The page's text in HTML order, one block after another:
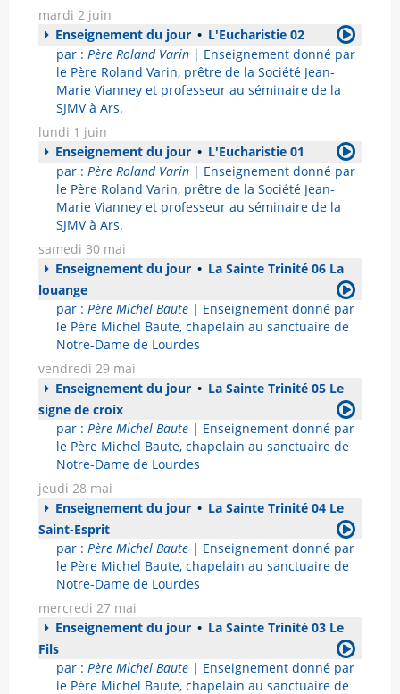
mardi 2 juin
Enseignement du jour • L'Eucharistie 02
par : Père Roland Varin | Enseignement donné par
le Père Roland Varin, prêtre de la Société Jean-
Marie Vianney et professeur au séminaire de la
SJMV à Ars.
lundi 1 juin
Enseignement du jour • L'Eucharistie 01
par : Père Roland Varin | Enseignement donné par
le Père Roland Varin, prêtre de la Société Jean-
Marie Vianney et professeur au séminaire de la
SJMV à Ars.
samedi 30 mai
Enseignement du jour • La Sainte Trinité 06 La
louange
par : Père Michel Baute | Enseignement donné par
le Père Michel Baute, chapelain au sanctuaire de
Notre-Dame de Lourdes
vendredi 29 mai
Enseignement du jour • La Sainte Trinité 05 Le
signe de croix
par : Père Michel Baute | Enseignement donné par
le Père Michel Baute, chapelain au sanctuaire de
Notre-Dame de Lourdes
jeudi 28 mai
Enseignement du jour • La Sainte Trinité 04 Le
Saint-Esprit
par : Père Michel Baute | Enseignement donné par
le Père Michel Baute, chapelain au sanctuaire de
Notre-Dame de Lourdes
mercredi 27 mai
Enseignement du jour • La Sainte Trinité 03 Le
Fils
par : Père Michel Baute | Enseignement donné par
le Père Michel Baute, chapelain au sanctuaire de